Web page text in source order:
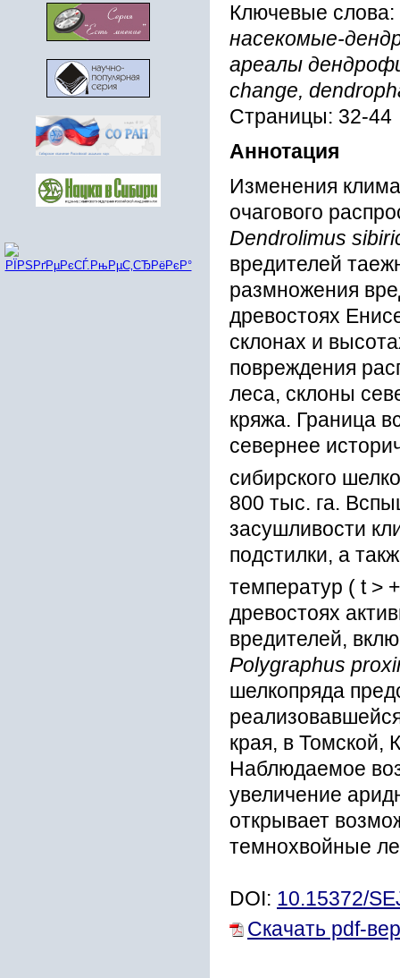
Ключевые слова:
насекомые-
ареалы
change,
Страницы: 32-44
Аннотация
Изменения
очагового
Dendrolimus
вредителей
размножения
древостоях
склонах и
повреждения
леса, склоны
кряжа. Граница
севернее
сибирского
800 тыс. га.
засушливости
подстилки, а
температур ( t >
древостоях
вредителей,
Polygraphus
шелкопряда
края, в Томской,
Наблюдаемое
увеличение
открывает
темнохвойные
DOI: 10.15372/
Скачать pdf-